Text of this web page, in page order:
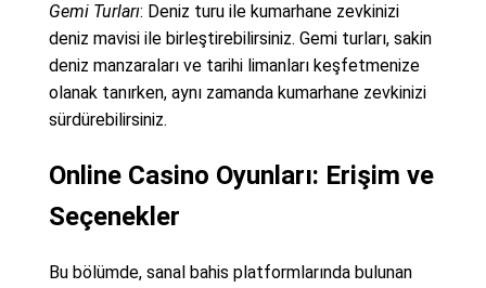
Gemi Turları: Deniz turu ile kumarhane zevkinizi
deniz mavisi ile birleştirebilirsiniz. Gemi turları, sakin
deniz manzaraları ve tarihi limanları keşfetmenize
olanak tanırken, aynı zamanda kumarhane zevkinizi
sürdürebilirsiniz.
Online Casino Oyunları: Erişim ve
Seçenekler
Bu bölümde, sanal bahis platformlarında bulunan